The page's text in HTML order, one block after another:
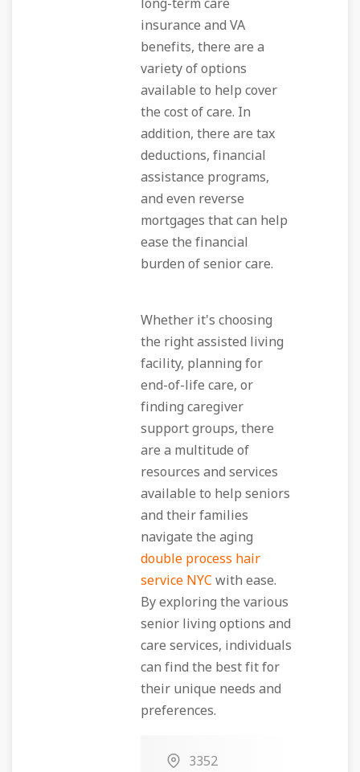
long-term care
insurance and VA
benefits, there are a
variety of options
available to help cover
the cost of care. In
addition, there are tax
deductions, financial
assistance programs,
and even reverse
mortgages that can help
ease the financial
burden of senior care.
Whether it's choosing
the right assisted living
facility, planning for
end-of-life care, or
finding caregiver
support groups, there
are a multitude of
resources and services
available to help seniors
and their families
navigate the aging
double process hair
service NYC with ease.
By exploring the various
senior living options and
care services, individuals
can find the best fit for
their unique needs and
preferences.
3352